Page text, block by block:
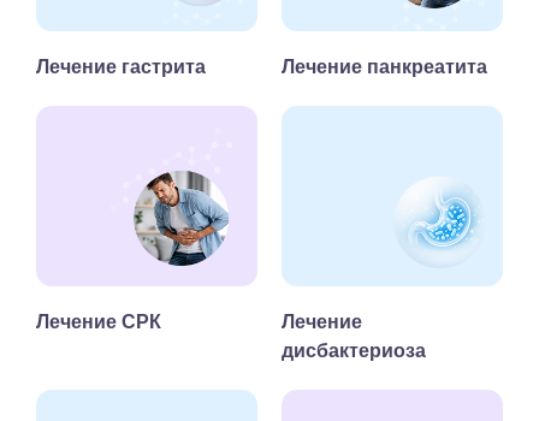
Лечение гастрита Лечение панкреатита
Лечение СРК
Лечение
дисбактериоза